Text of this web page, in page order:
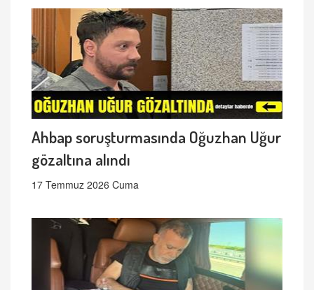
Ahbap soruşturmasında Oğuzhan Uğur
gözaltına alındı
17 Temmuz 2026 Cuma